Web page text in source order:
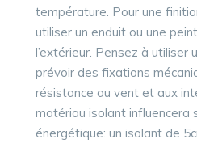
température. Pour une
utiliser un enduit ou une
l’extérieur. Pensez à utiliser
prévoir des fixations
résistance au vent et aux
matériau isolant influencera
énergétique: un isolant de